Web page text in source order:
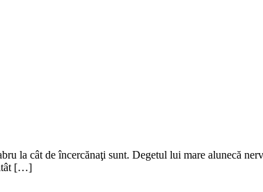
la cât de încercănaţi sunt. Degetul lui mare alunecă
[…]